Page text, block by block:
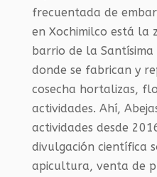
frecuentada de
en Xochimilco está la
barrio de la Santísima
donde se fabrican y
cosecha hortalizas,
actividades. Ahí,
actividades desde
divulgación científica
apicultura, venta de